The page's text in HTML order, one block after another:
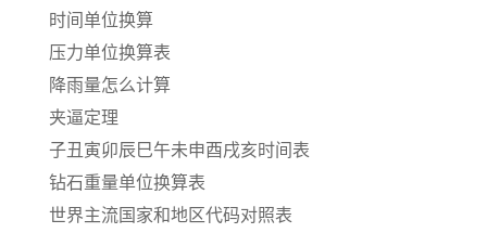
时间单位换算
压力单位换算表
降雨量怎么计算
夹逼定理
子丑寅卯辰巳午未申酉戌亥时间表
钻石重量单位换算表
世界主流国家和地区代码对照表